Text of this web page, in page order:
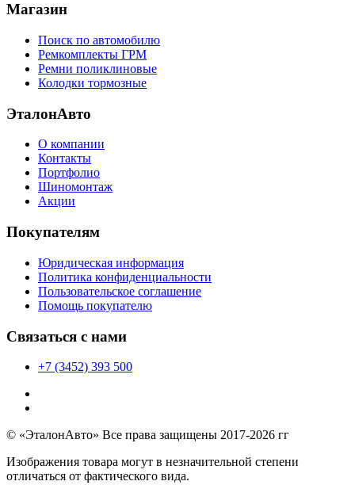
Магазин
Поиск по автомобилю
Ремкомплекты ГРМ
Ремни поликлиновые
Колодки тормозные
ЭталонАвто
О компании
Контакты
Портфолио
Шиномонтаж
Акции
Покупателям
Юридическая информация
Политика конфиденциальности
Пользовательское соглашение
Помощь покупателю
Связаться с нами
+7 (3452) 393 500
© «ЭталонАвто» Все права защищены 2017-2026 гг
Изображения товара могут в незначительной степени
отличаться от фактического вида.